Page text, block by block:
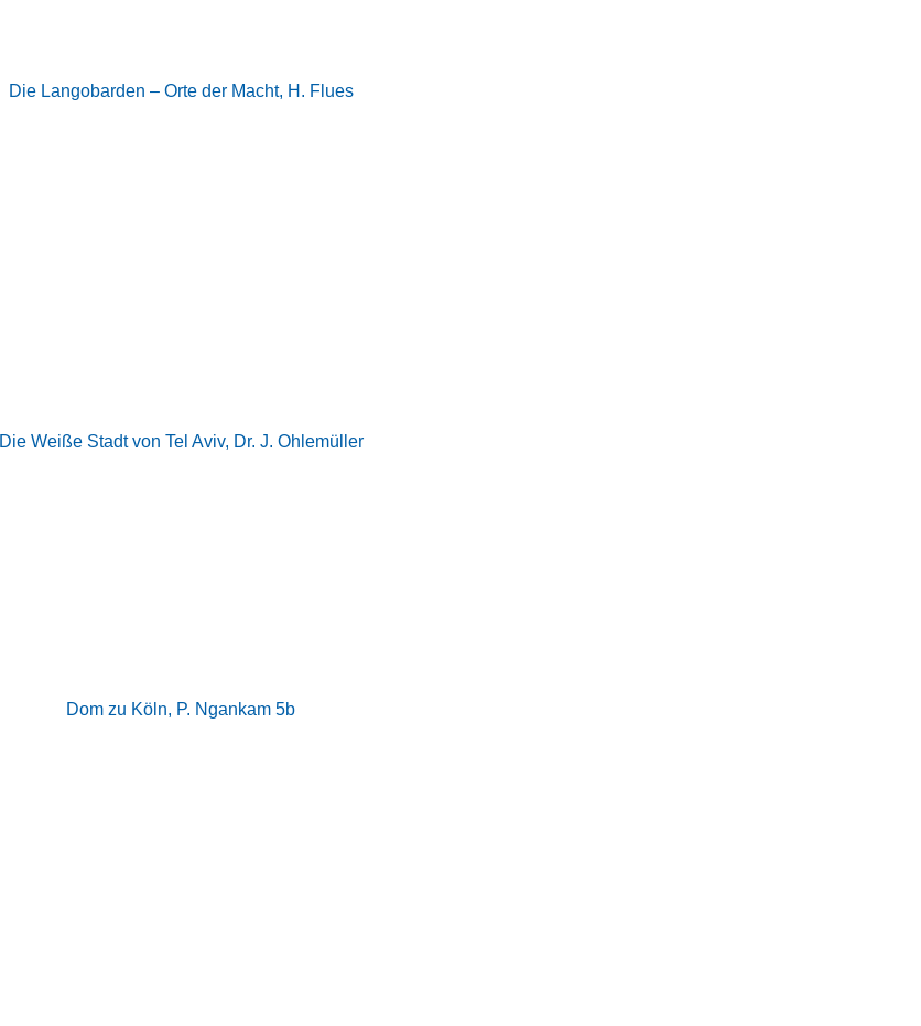
Die Langobarden – Orte der Macht, H. Flues
Die Weiße Stadt von Tel Aviv, Dr. J. Ohlemüller
Dom zu Köln, P. Ngankam 5b